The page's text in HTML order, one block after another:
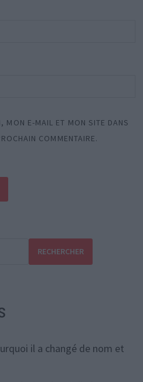
MON E-MAIL ET MON SITE DANS
COMMENTAIRE.
RECHERCHER
il a changé de nom et